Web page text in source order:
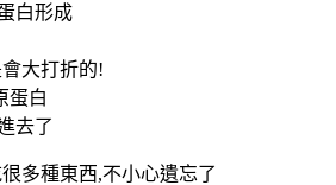
白形成
大打折的!
蛋白
去了
多種東西,不小心遺忘了